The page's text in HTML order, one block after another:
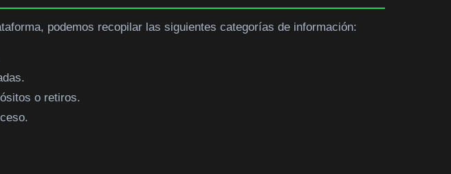
podemos recopilar las siguientes categorías de información:
o retiros.